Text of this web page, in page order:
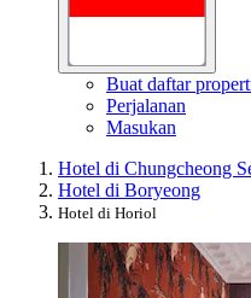
Buat daftar
Perjalanan
Masukan
Hotel di Chungcheong
Hotel di Boryeong
Hotel di Horiol